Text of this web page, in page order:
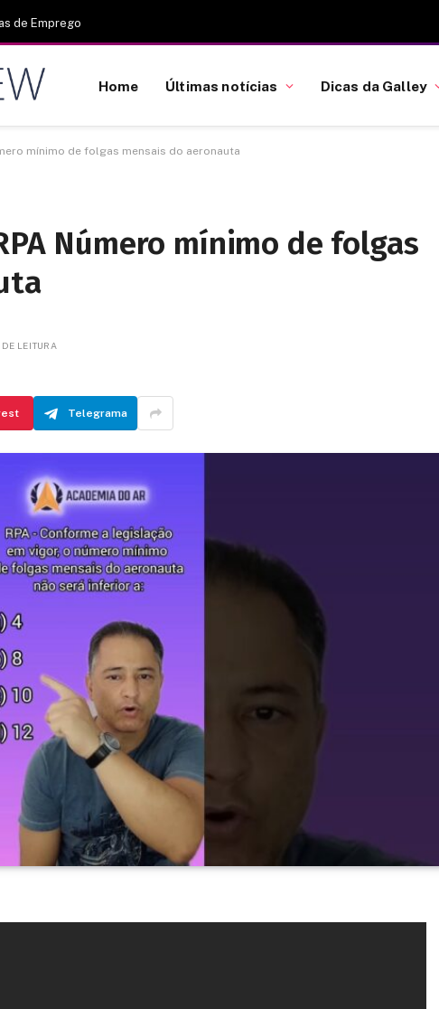
de Emprego
Home Últimas notícias Dicas da Galley
mínimo de folgas mensais do aeronauta
Número mínimo de folgas
DE LEITURA
Telegrama